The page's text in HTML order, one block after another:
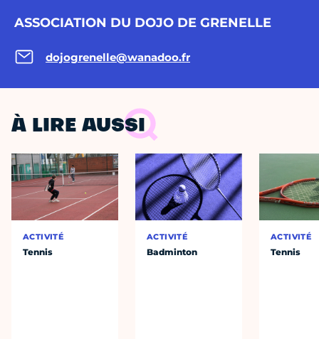
ASSOCIATION DU DOJO DE GRENELLE
dojogrenelle@wanadoo.fr
À LIRE AUSSI
ACTIVITÉ
Tennis
ACTIVITÉ
Badminton
ACTIVITÉ
Tennis